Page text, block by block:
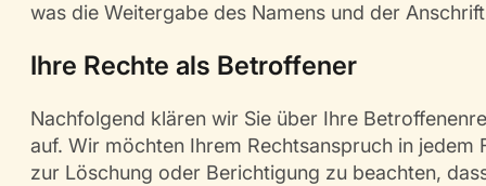
was die Weitergabe des Namens und der
Ihre Rechte als Betroffener
Nachfolgend klären wir Sie über Ihre
auf. Wir möchten Ihrem Rechtsanspruch in jedem
zur Löschung oder Berichtigung zu beachten,